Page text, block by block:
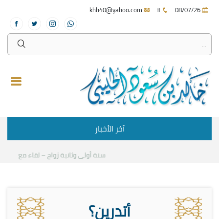
#
آخر الأخبار
سنة أولى وثانية زواج – لقاء مع د.خالد
أتدرين؟